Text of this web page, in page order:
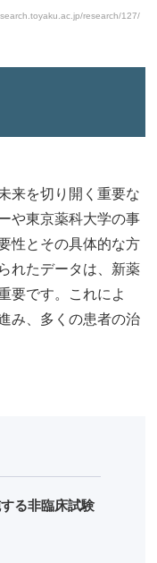
research/127/
来を切り開く重要な
や東京薬科大学の事
性とその具体的な方
れたデータは、新薬
要です。これによ
み、多くの患者の治
る非臨床試験